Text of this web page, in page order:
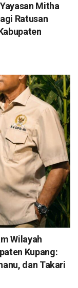
Mitha
Ratusan
Wilayah
Kupang:
dan Takari